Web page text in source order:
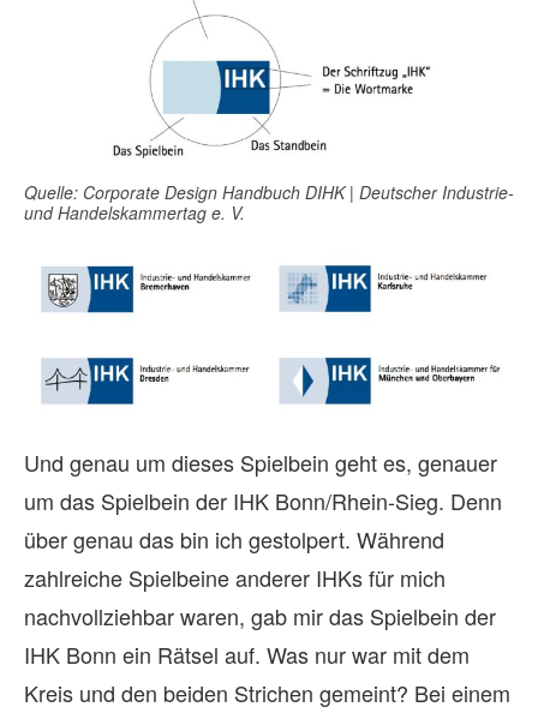
Quelle: Corporate Design Handbuch DIHK | Deutscher Industrie-
und Handelskammertag e. V.
Und genau um dieses Spielbein geht es, genauer
um das Spielbein der IHK Bonn/Rhein-Sieg. Denn
über genau das bin ich gestolpert. Während
zahlreiche Spielbeine anderer IHKs für mich
nachvollziehbar waren, gab mir das Spielbein der
IHK Bonn ein Rätsel auf. Was nur war mit dem
Kreis und den beiden Strichen gemeint? Bei einem